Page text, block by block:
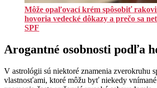
Môže opaľovací krém spôsobiť
hovoria vedecké dôkazy a prečo sa
SPF
Arogantné osobnosti podľa
V astrológii sú niektoré znamenia zverokruhu
vlastnosťami, ktoré môžu byť niekedy